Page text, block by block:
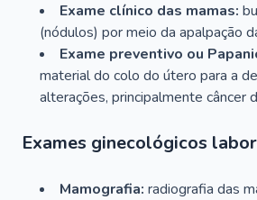
Exame clínico das mamas:
(nódulos) por meio da apalpação
Exame preventivo ou
material do colo do útero para a
alterações, principalmente câncer
Exames ginecológicos
Mamografia: radiografia das